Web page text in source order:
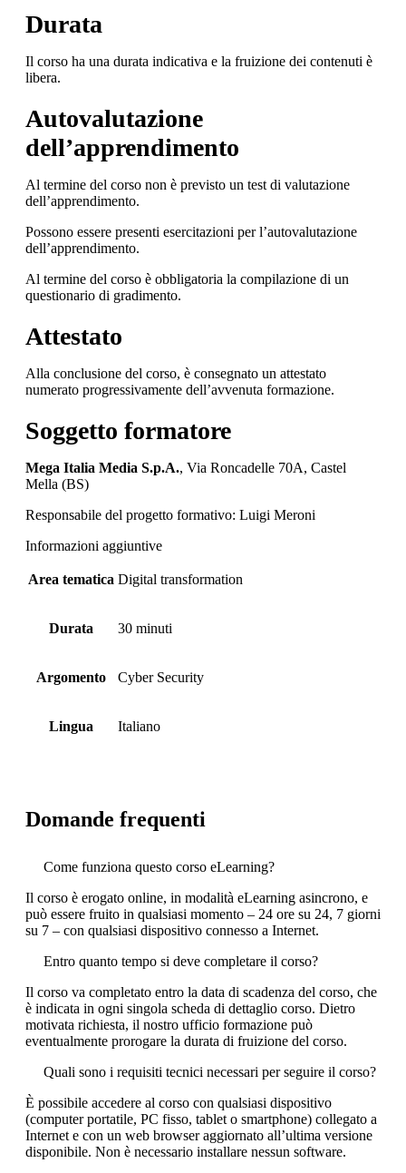
Durata
Il corso ha una durata indicativa e la fruizione dei contenuti è
libera.
Autovalutazione
dell’apprendimento
Al termine del corso non è previsto un test di valutazione
dell’apprendimento.
Possono essere presenti esercitazioni per l’autovalutazione
dell’apprendimento.
Al termine del corso è obbligatoria la compilazione di un
questionario di gradimento.
Attestato
Alla conclusione del corso, è consegnato un attestato
numerato progressivamente dell’avvenuta formazione.
Soggetto formatore
Mega Italia Media S.p.A., Via Roncadelle 70A, Castel
Mella (BS)
Responsabile del progetto formativo: Luigi Meroni
Informazioni aggiuntive
Area tematica Digital transformation
Durata 30 minuti
Argomento Cyber Security
Lingua Italiano
Domande frequenti
Come funziona questo corso eLearning?
Il corso è erogato online, in modalità eLearning asincrono, e
può essere fruito in qualsiasi momento – 24 ore su 24, 7 giorni
su 7 – con qualsiasi dispositivo connesso a Internet.
Entro quanto tempo si deve completare il corso?
Il corso va completato entro la data di scadenza del corso, che
è indicata in ogni singola scheda di dettaglio corso. Dietro
motivata richiesta, il nostro ufficio formazione può
eventualmente prorogare la durata di fruizione del corso.
Quali sono i requisiti tecnici necessari per seguire il corso?
È possibile accedere al corso con qualsiasi dispositivo
(computer portatile, PC fisso, tablet o smartphone) collegato a
Internet e con un web browser aggiornato all’ultima versione
disponibile. Non è necessario installare nessun software.